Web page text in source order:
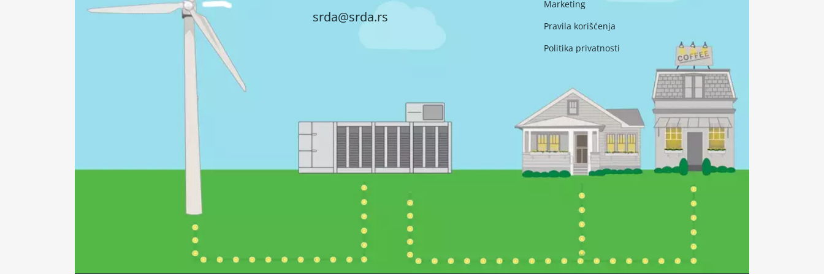
srda@srda.rs
Marketing
Pravila korišćenja
Politika privatnosti